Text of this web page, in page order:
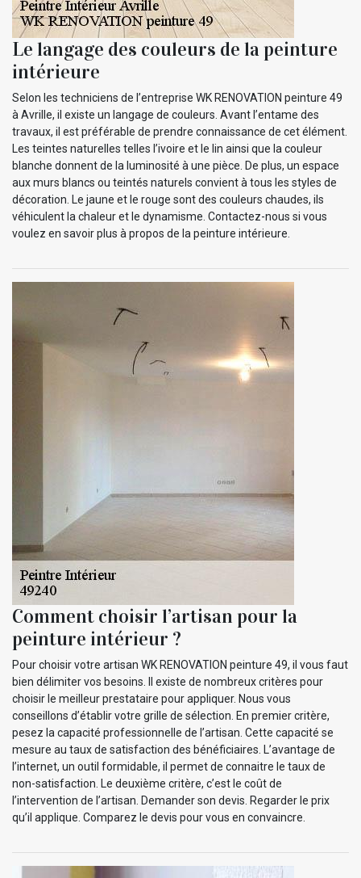
Le langage des couleurs de la peinture
intérieure
Selon les techniciens de l’entreprise WK RENOVATION peinture 49
à Avrille, il existe un langage de couleurs. Avant l’entame des
travaux, il est préférable de prendre connaissance de cet élément.
Les teintes naturelles telles l’ivoire et le lin ainsi que la couleur
blanche donnent de la luminosité à une pièce. De plus, un espace
aux murs blancs ou teintés naturels convient à tous les styles de
décoration. Le jaune et le rouge sont des couleurs chaudes, ils
véhiculent la chaleur et le dynamisme. Contactez-nous si vous
voulez en savoir plus à propos de la peinture intérieure.
Comment choisir l’artisan pour la
peinture intérieur ?
Pour choisir votre artisan WK RENOVATION peinture 49, il vous faut
bien délimiter vos besoins. Il existe de nombreux critères pour
choisir le meilleur prestataire pour appliquer. Nous vous
conseillons d’établir votre grille de sélection. En premier critère,
pesez la capacité professionnelle de l’artisan. Cette capacité se
mesure au taux de satisfaction des bénéficiaires. L’avantage de
l’internet, un outil formidable, il permet de connaitre le taux de
non-satisfaction. Le deuxième critère, c’est le coût de
l’intervention de l’artisan. Demander son devis. Regarder le prix
qu’il applique. Comparez le devis pour vous en convaincre.